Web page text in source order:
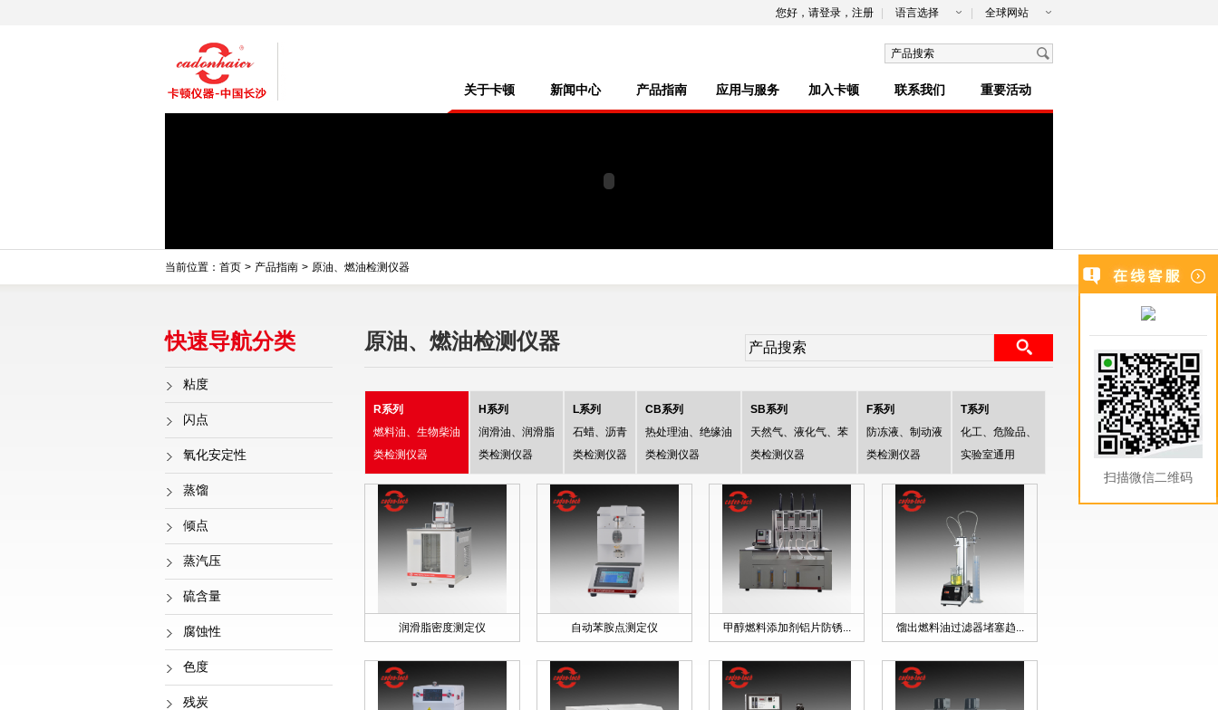
您好，请登录 ， 注册 语言选择 全球网站
关于卡顿 新闻中心 产品指南 应用与服务 加入卡顿 联系我们 重要活动
当前位置： 首页 > 产品指南 > 原油、燃油检测仪器
快速导航分类
粘度
闪点
氧化安定性
蒸馏
倾点
蒸汽压
硫含量
腐蚀性
色度
残炭
原油、燃油检测仪器
R系列
燃料油、生物柴油
类检测仪器
H系列
润滑油、润滑脂
类检测仪器
L系列
石蜡、沥青
类检测仪器
CB系列
热处理油、绝缘油
类检测仪器
SB系列
天然气、液化气、苯
类检测仪器
F系列
防冻液、制动液
类检测仪器
T系列
化工、危险品、
实验室通用
润滑脂密度测定仪 自动苯胺点测定仪 甲醇燃料添加剂铝片防锈... 馏出燃料油过滤器堵塞趋...
扫描微信二维码